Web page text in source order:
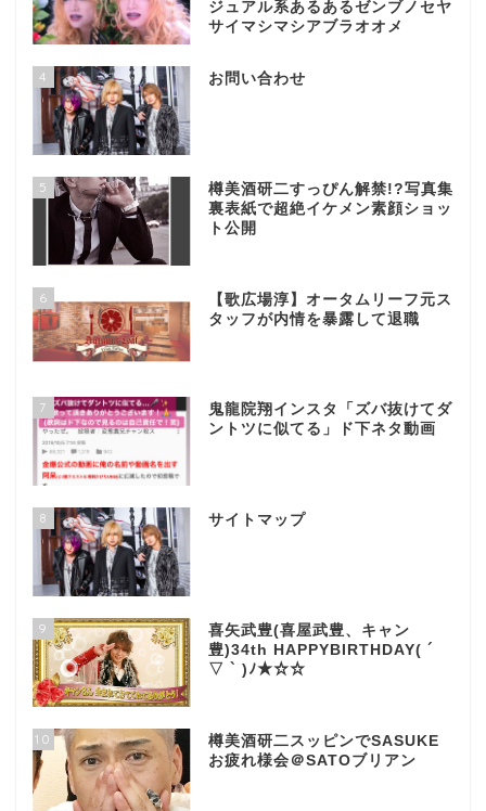
ジュアル系あるあるゼンブノセヤ
サイマシマシアブラオオメ
4 お問い合わせ
5
樽美酒研二すっぴん解禁!?写真集
裏表紙で超絶イケメン素顔ショッ
ト公開
6
【歌広場淳】オータムリーフ元ス
タッフが内情を暴露して退職
7
鬼龍院翔インスタ「ズバ抜けてダ
ントツに似てる」ド下ネタ動画
8 サイトマップ
9
喜矢武豊(喜屋武豊、キャン
豊)34th HAPPYBIRTHDAY( ´
▽ ` )ﾉ★☆☆
10
樽美酒研二スッピンでSASUKE
お疲れ様会＠SATOブリアン